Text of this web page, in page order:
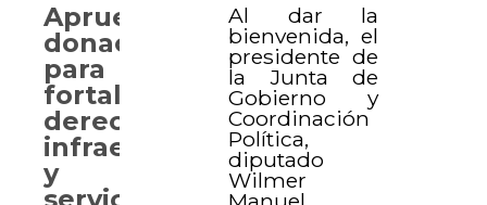
Al dar la
bienvenida, el
presidente de
la Junta de
Gobierno y
Coordinación
Política,
diputado
Wilmer
Aprueban
donaciones
para
fortalecer
derechos,
infraestructura
y